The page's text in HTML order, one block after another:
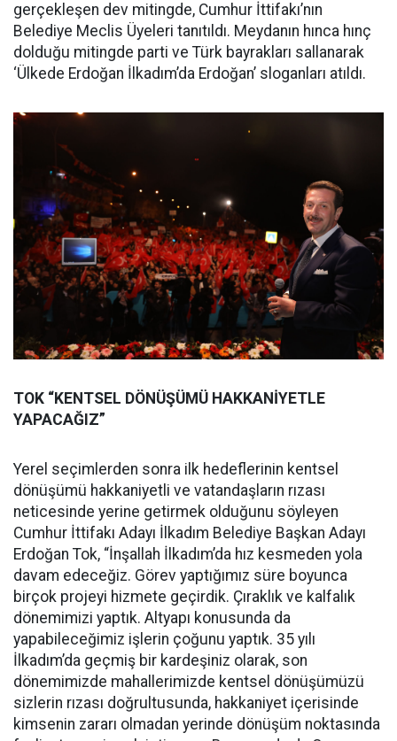
gerçekleşen dev mitingde, Cumhur İttifakı’nın
Belediye Meclis Üyeleri tanıtıldı. Meydanın hınca hınç
dolduğu mitingde parti ve Türk bayrakları sallanarak
‘Ülkede Erdoğan İlkadım’da Erdoğan’ sloganları atıldı.
TOK “KENTSEL DÖNÜŞÜMÜ HAKKANİYETLE
YAPACAĞIZ”
Yerel seçimlerden sonra ilk hedeflerinin kentsel
dönüşümü hakkaniyetli ve vatandaşların rızası
neticesinde yerine getirmek olduğunu söyleyen
Cumhur İttifakı Adayı İlkadım Belediye Başkan Adayı
Erdoğan Tok, “İnşallah İlkadım’da hız kesmeden yola
davam edeceğiz. Görev yaptığımız süre boyunca
birçok projeyi hizmete geçirdik. Çıraklık ve kalfalık
dönemimizi yaptık. Altyapı konusunda da
yapabileceğimiz işlerin çoğunu yaptık. 35 yılı
İlkadım’da geçmiş bir kardeşiniz olarak, son
dönemimizde mahallerimizde kentsel dönüşümüzü
sizlerin rızası doğrultusunda, hakkaniyet içerisinde
kimsenin zararı olmadan yerinde dönüşüm noktasında